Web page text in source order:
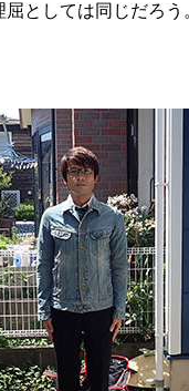
としては同じだろう